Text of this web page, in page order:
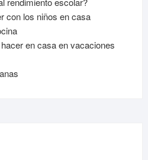
con los niños en casa
en casa en vacaciones